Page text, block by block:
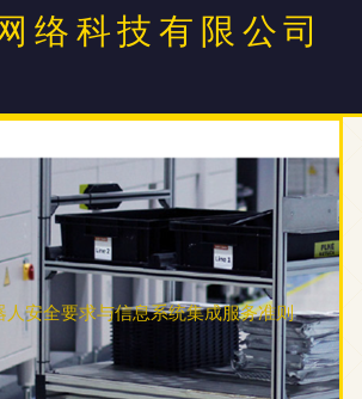
络科技有限公司
人安全要求与信息系统集成服务准则